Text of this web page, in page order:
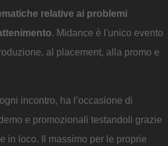
relative ai problemi
. Midance è l'unico evento
al placement, alla promo e
incontro, ha l’occasione di
e promozionali testandoli grazie
in loco. Il massimo per le proprie